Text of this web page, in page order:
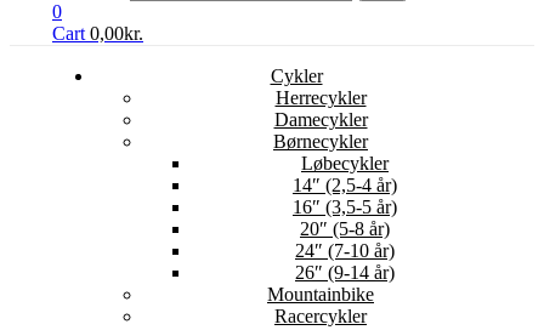
0
Cart 0,00kr.
Cykler
Herrecykler
Damecykler
Børnecykler
Løbecykler
14″ (2,5-4 år)
16″ (3,5-5 år)
20″ (5-8 år)
24″ (7-10 år)
26″ (9-14 år)
Mountainbike
Racercykler